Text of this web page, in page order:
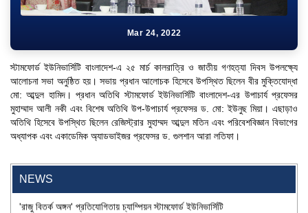
NEWS
"Professional Orientation" course of Batch 72 in the BBA
Jan 26, 2024
'রাজু বিতর্ক অঙ্গন' প্রতিযোগিতায় চ্যাম্পিয়ন স্টামফোর্ড ইউনিভার্সিটি
Aug 20, 2023
Mar 24, 2022
স্টামফোর্ড ইউনিভার্সিটি বাংলাদেশ-এ ২৫ মার্চ কালরাত্রি ও জাতীয় গণহত্যা দিবস উপলক্ষ্যে
আলোচনা সভা অনুষ্ঠিত হয়। সভায় প্রধান আলোচক হিসেবে উপস্থিত ছিলেন বীর মুক্তিযোদ্ধা
মো: আব্দুল হামিদ। প্রধান অতিথি স্টামফোর্ড ইউনিভার্সিটি বাংলাদেশ-এর উপাচার্য প্রফেসর
মুহাম্মাদ আলী নকী এবং বিশেষ অতিথি উপ-উপাচার্য প্রফেসর ড. মো: ইউনুছ মিয়া। এছাড়াও
অতিথি হিসেবে উপস্থিত ছিলেন রেজিস্ট্রার মুহাম্মদ আব্দুল মতিন এবং পরিবেশবিজ্ঞান বিভাগের
অধ্যাপক এবং একাডেমিক অ্যাডভাইজর প্রফেসর ড. গুলশান আরা লতিফা।